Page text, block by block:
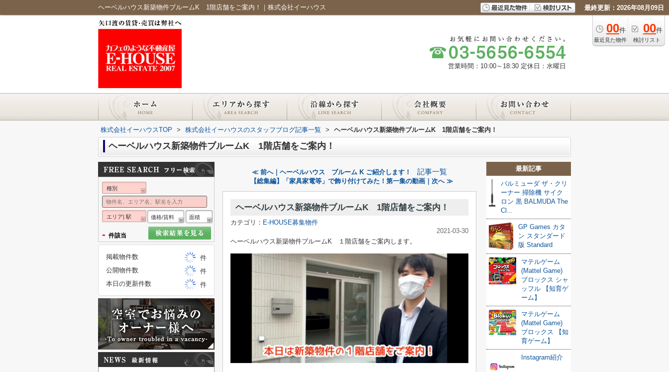
ヘーベルハウス新築物件ブルームK 1階店舗をご案内！｜株式会社イーハウス 最終更新：2026年08月09日
00件
最近見た物件
00件
検討リスト
営業時間：10:00～18:30 定休日：水曜日
株式会社イーハウスTOP > 株式会社イーハウスのスタッフブログ記事一覧 > ヘーベルハウス新築物件ブルームK 1階店舗をご案内！
ヘーベルハウス新築物件ブルームK 1階店舗をご案内！
≪ 前へ｜ヘーベルハウス ブルーム K ご紹介します！ 記事一覧
【総集編】「家具家電等」で飾り付けてみた！第一集の動画｜次へ ≫
ヘーベルハウス新築物件ブルームK 1階店舗をご案内！
カテゴリ： E-HOUSE募集物件
2021-03-30
ヘーベルハウス新築物件ブルームK １階店舗をご案内します。
最新記事
バルミューダ ザ・クリ
ーナー 掃除機 サイク
ロン 黒 BALMUDA The
Cl...
GP Games カタ
ン スタンダード
版 Standard
マテルゲーム
(Mattel Game)
ブロックス シャ
ッフル 【知育ゲ
ーム】
マテルゲーム
(Mattel Game)
ブロックス 【知
育ゲーム】
Instagram紹介
種別
エリア| 駅 価格/賃料 面積
- 件該当
掲載物件数
件
公開物件数
件
本日の更新件数
件